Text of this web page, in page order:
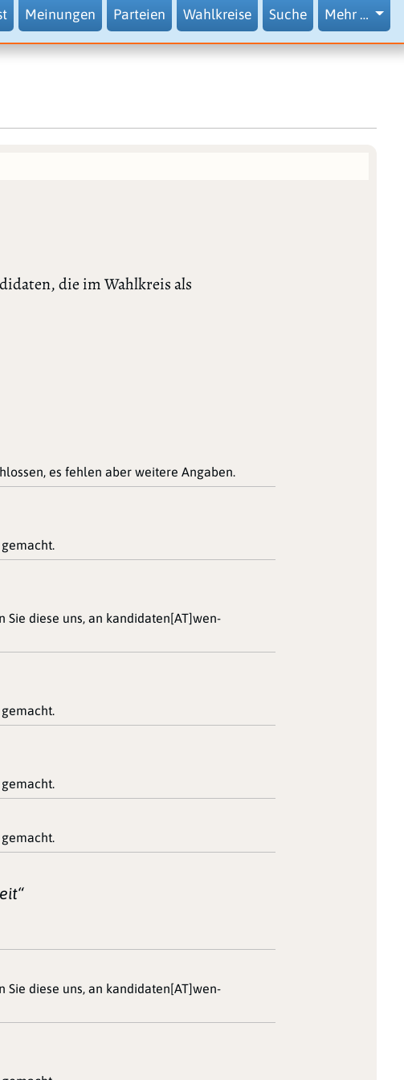
Meinungen Parteien Wahlkreise Suche Mehr …
die im Wahlkreis als
es fehlen aber weitere Angaben.
diese uns, an kandidaten[AT]wen-
diese uns, an kandidaten[AT]wen-